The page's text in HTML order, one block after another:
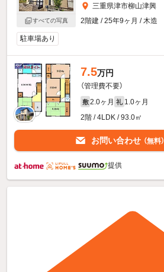
すべての写真
三重県津市柳山津興
2階建 / 25年9ヶ月 / 木造
駐車場あり
7.5万円
（管理費不要）
敷 2.0ヶ月 礼 1.0ヶ月
2階 / 4LDK / 93.0㎡
お問い合わせ （無料）
提供